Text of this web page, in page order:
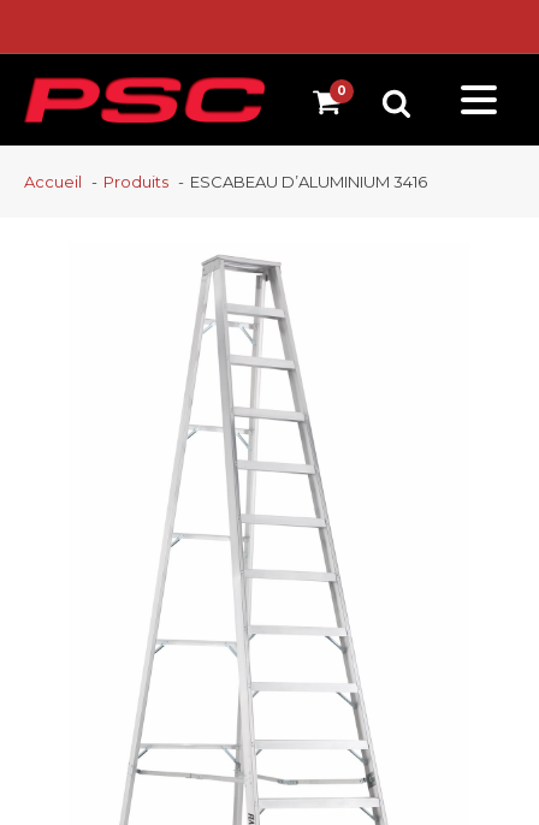
Accueil Produits ESCABEAU D’ALUMINIUM 3416